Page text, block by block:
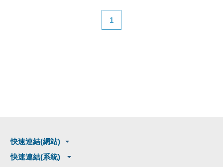
1
快速連結(網站)
快速連結(系統)